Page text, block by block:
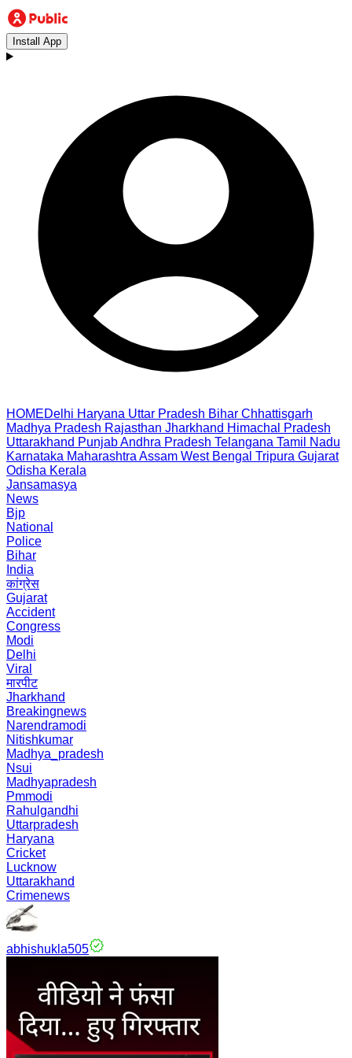
Install App
HOMEDelhi Haryana Uttar Pradesh Bihar Chhattisgarh
Madhya Pradesh Rajasthan Jharkhand Himachal Pradesh
Uttarakhand PunjabAndhra Pradesh Telangana Tamil Nadu
Karnataka Maharashtra Assam West Bengal Tripura Gujarat
Odisha Kerala
Jansamasya
News
Bjp
National
Police
Bihar
India
कांग्रेस
Gujarat
Accident
Congress
Modi
Delhi
Viral
मारपीट
Jharkhand
Breakingnews
Narendramodi
Nitishkumar
Madhya_pradesh
Nsui
Madhyapradesh
Pmmodi
Rahulgandhi
Uttarpradesh
Haryana
Cricket
Lucknow
Uttarakhand
Crimenews
abhishukla505